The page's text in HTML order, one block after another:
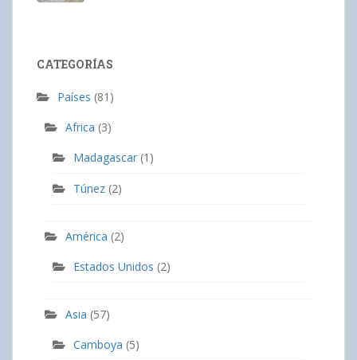
CATEGORÍAS
Países (81)
Africa (3)
Madagascar (1)
Túnez (2)
América (2)
Estados Unidos (2)
Asia (57)
Camboya (5)